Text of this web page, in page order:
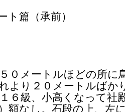
ト篇（承前）
０メートルほどの所に
より２０メートルばか
６級、小高くなって社
額なし。石段の上、左